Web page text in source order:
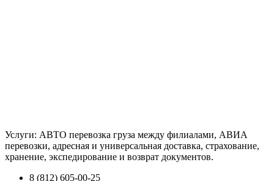
Услуги: АВТО перевозка груза между филиалами, АВИА
перевозки, адресная и универсальная доставка, страхование,
хранение, экспедирование и возврат документов.
8 (812) 605-00-25